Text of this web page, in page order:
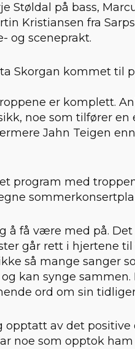
Støldal på bass,
Kristiansen fra
og sceneprakt.
Skorgan kommet til
er komplett.
noe som tilfører
Jahn Teigen
program med
å få være med på.
går rett i hjertene
så mange sanger
kan synge
ord om sin
opptatt av det
noe som opptok